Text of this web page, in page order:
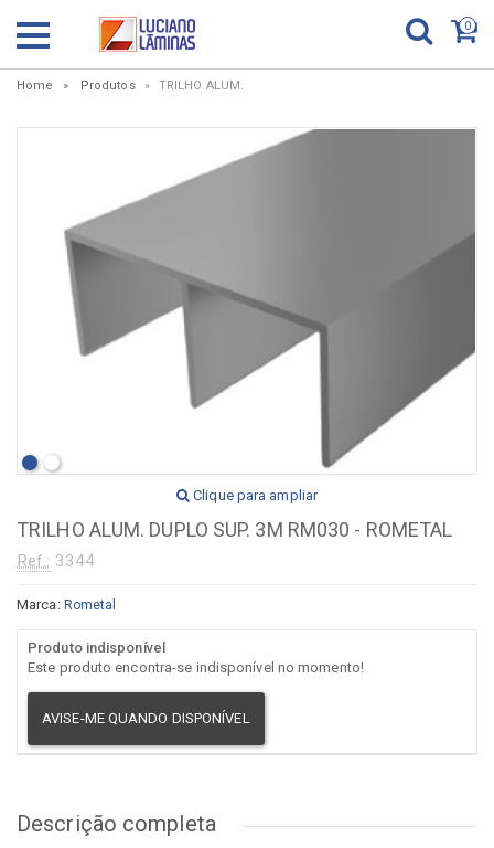
0
Home Produtos TRILHO ALUM.
Clique para ampliar
TRILHO ALUM. DUPLO SUP. 3M RM030 - ROMETAL
Ref.: 3344
Marca: Rometal
Produto indisponível
Este produto encontra-se indisponível no momento!
AVISE-ME QUANDO DISPONÍVEL
Descrição completa